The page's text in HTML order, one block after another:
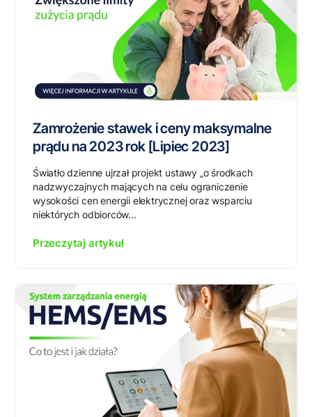
Zamrożenie stawek i ceny maksymalne
prądu na 2023 rok [Lipiec 2023]
Światło dzienne ujrzał projekt ustawy „o środkach
nadzwyczajnych mających na celu ograniczenie
wysokości cen energii elektrycznej oraz wsparciu
niektórych odbiorców...
Przeczytaj artykuł